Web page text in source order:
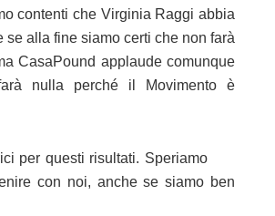
contenti che Virginia Raggi abbia
alla fine siamo certi che non farà
CasaPound applaude comunque
nulla perché il Movimento è
per questi risultati. Speriamo
con noi, anche se siamo ben